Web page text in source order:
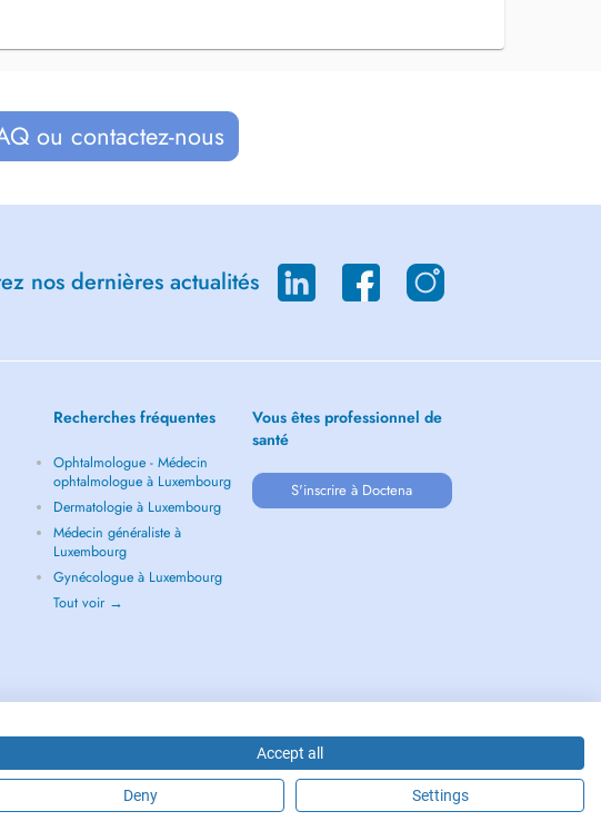
ou contactez-nous
nos dernières actualités
Recherches fréquentes
Ophtalmologue - Médecin
ophtalmologue à Luxembourg
Dermatologie à Luxembourg
Médecin généraliste à
Luxembourg
Gynécologue à Luxembourg
Tout voir →
Vous êtes professionnel de
santé
S'inscrire à Doctena
Copyright © 2026 - DOCTENA S.A. 42, Rue de la Vallée, L-2661 Luxembourg
Accept all
Deny Settings